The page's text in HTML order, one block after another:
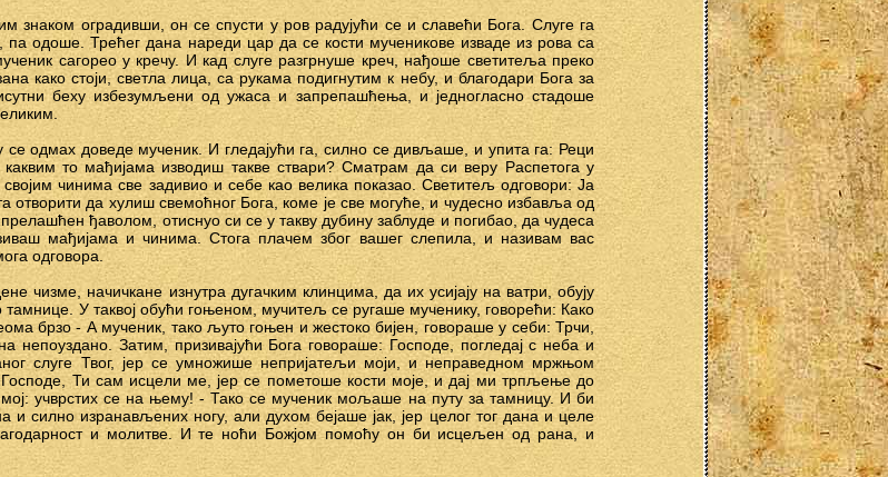
знаком оградивши, он се спусти у ров радујући се и славећи Бога. Слуге га
одоше. Трећег дана нареди цар да се кости мученикове изваде из рова са
сагорео у кречу. И кад слуге разгрнуше креч, нађоше светитеља преко
како стоји, светла лица, са рукама подигнутим к небу, и благодари Бога за
беху избезумљени од ужаса и запрепашћења, и једногласно стадоше
одмах доведе мученик. И гледајући га, силно се дивљаше, и упита га: Реци
то мађијама изводиш такве ствари? Сматрам да си веру Распетога у
чинима све задивио и себе као велика показао. Светитељ одговори: Ја
да хулиш свемоћног Бога, коме је све могуће, и чудесно избавља од
ђаволом, отиснуо си се у такву дубину заблуде и погибао, да чудеса
мађијама и чинима. Стога плачем због вашег слепила, и називам вас
одговора.
чизме, начичкане изнутра дугачким клинцима, да их усијају на ватри, обују
тамнице. У таквој обући гоњеном, мучитељ се ругаше мученику, говорећи: Како
брзо - А мученик, тако љуто гоњен и жестоко бијен, говораше у себи: Трчи,
непоуздано. Затим, призивајући Бога говораше: Господе, погледај с неба и
слуге Твог, јер се умножише непријатељи моји, и неправедном мржњом
Ти сам исцели ме, јер се пометоше кости моје, и дај ми трпљење до
учврстих се на њему! - Тако се мученик мољаше на путу за тамницу. И би
и силно изранављених ногу, али духом бејаше јак, јер целог тог дана и целе
и молитве. И те ноћи Божјом помоћу он би исцељен од рана, и